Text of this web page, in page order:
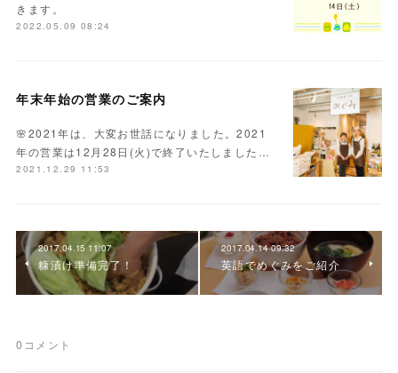
きます。
2022.05.09 08:24
年末年始の営業のご案内
🌸2021年は、大変お世話になりました。2021
年の営業は12月28日(火)で終了いたしました…
2021.12.29 11:53
2017.04.15 11:07
糠漬け準備完了！
2017.04.14 09:32
英語でめぐみをご紹介
0 コメント